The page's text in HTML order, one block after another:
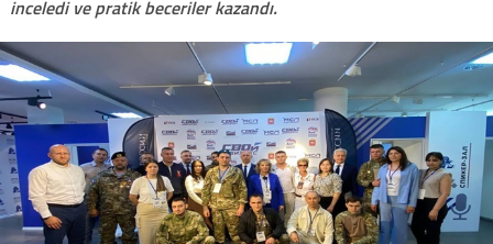
inceledi ve pratik beceriler kazandı.